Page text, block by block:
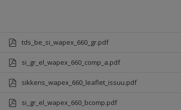
tds_be_si_wapex_660_gr.pdf
si_gr_el_wapex_660_comp_a.pdf
sikkens_wapex_660_leaflet_issuu.pdf
si_gr_el_wapex_660_bcomp.pdf